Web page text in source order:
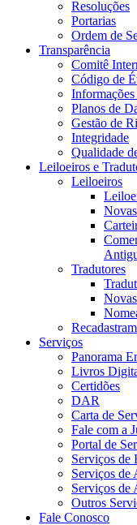
Resoluções
Portarias
Ordem de
Transparência
Comitê
Código de
Planos de
Gestão de
Integridade
Qualidade
Leiloeiros e
Leiloeiros
Tradutores
Serviços
Panorama
Livros
Certidões
DAR
Carta de
Fale com a
Portal de
Serviços de
Serviços de
Serviços de
Outros
Fale Conosco